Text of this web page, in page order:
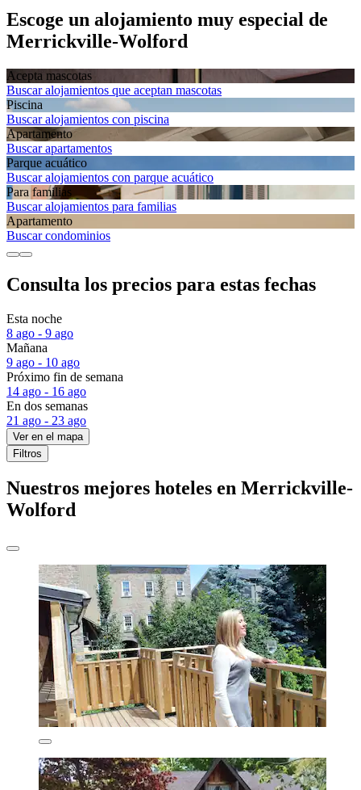
Escoge un alojamiento muy especial de
Merrickville-Wolford
Acepta mascotas
Buscar alojamientos que aceptan mascotas
Piscina
Buscar alojamientos con piscina
Apartamento
Buscar apartamentos
Parque acuático
Buscar alojamientos con parque acuático
Para familias
Buscar alojamientos para familias
Apartamento
Buscar condominios
Consulta los precios para estas fechas
Esta noche
8 ago - 9 ago
Mañana
9 ago - 10 ago
Próximo fin de semana
14 ago - 16 ago
En dos semanas
21 ago - 23 ago
Ver en el mapa
Filtros
Nuestros mejores hoteles en Merrickville-
Wolford